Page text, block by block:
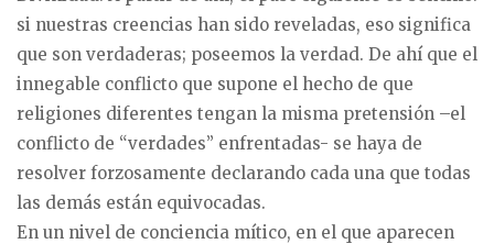
si nuestras creencias han sido reveladas, eso significa
que son verdaderas; poseemos la verdad. De ahí que el
innegable conflicto que supone el hecho de que
religiones diferentes tengan la misma pretensión –el
conflicto de “verdades” enfrentadas- se haya de
resolver forzosamente declarando cada una que todas
las demás están equivocadas.
En un nivel de conciencia mítico, en el que aparecen